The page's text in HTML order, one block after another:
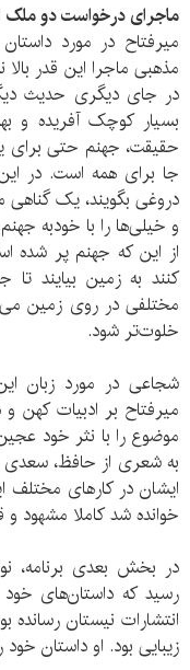
ماجرای درخواست دو ملک
میرفتاح در مورد
مذهبی ماجرا این قدر
در جای دیگری حدیث
بسیار کوچک آفریده و
حقیقت، جهنم حتی
جا برای همه است. در
دروغی بگویند، یک
و خیلی‌ها را با خودبه
از این که جهنم پر شده
کنند به زمین بیایند تا
خلوت‌تر شود.
شجاعی در مورد زبان
میرفتاح بر ادبیات کهن
موضوع را با نثر خود
به شعری از حافظ، سعدی
ایشان در کارهای
خوانده شد کاملا مشهود
در بخش بعدی برنامه،
رسید که داستان‌های
انتشارات نیستان رسانده
زیبایی بود. او داستان